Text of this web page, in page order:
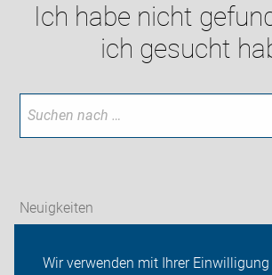
Wir verwenden mit Ihrer Einwilligung
Ich habe nicht
ich gesucht
Neuigkeiten